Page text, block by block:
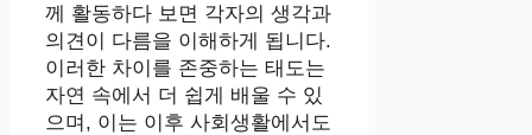
께 활동하다 보면 각자의 생각과
의견이 다름을 이해하게 됩니다.
이러한 차이를 존중하는 태도는
자연 속에서 더 쉽게 배울 수 있
으며, 이는 이후 사회생활에서도